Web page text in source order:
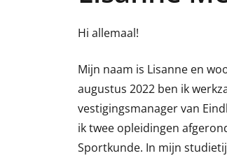
Hi allemaal!
Mijn naam is Lisanne en
augustus 2022 ben ik
vestigingsmanager van
ik twee opleidingen
Sportkunde. In mijn